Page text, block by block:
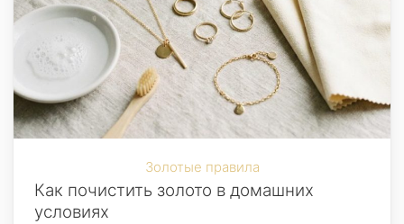
Золотые правила
Как почистить золото в домашних
условиях